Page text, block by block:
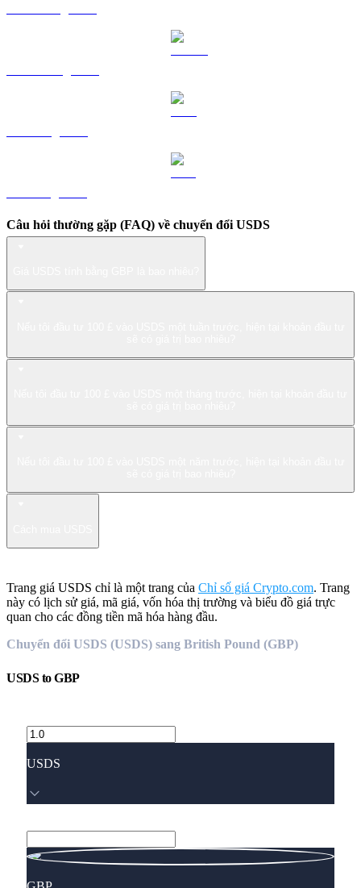
Câu hỏi thường gặp (FAQ) về chuyển đổi USDS
Trang giá USDS chỉ là một trang của Chỉ số giá Crypto.com. Trang
này có lịch sử giá, mã giá, vốn hóa thị trường và biểu đồ giá trực
quan cho các đồng tiền mã hóa hàng đầu.
Chuyển đổi USDS (USDS) sang British Pound (GBP)
USDStoGBP
USDS